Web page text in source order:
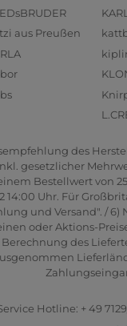
aus Preußen
des
gesetzlicher
Bestellwert von
14:00 Uhr. Für
und Versand". /
oder Aktions-
des
Hotline: + 49